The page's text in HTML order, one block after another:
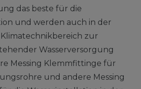
das beste für die
und werden auch in der
zur
Wasserversorgung
Messing Klemmfittinge für
und andere Messing